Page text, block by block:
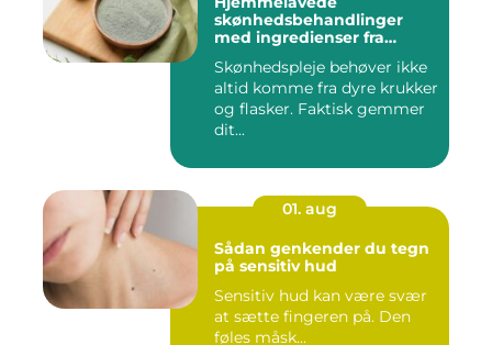
skønhedsbehandlinger
med ingredienser fra
Skønhedspleje behøver ikke
altid komme fra dyre krukker
og flasker. Faktisk gemmer
dit...
01. aug
Sådan genkender du tegn
på sensitiv hud
Sensitiv hud kan være svær
at sætte fingeren på. Den
føles måsk...